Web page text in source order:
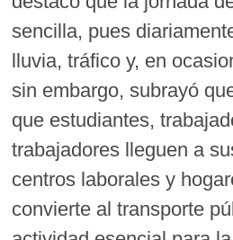
sencilla, pues
lluvia, tráfico y, en
sin embargo, subrayó
que estudiantes,
trabajadores lleguen a
centros laborales y
convierte al transporte